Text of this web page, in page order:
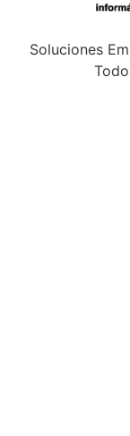
Soluciones